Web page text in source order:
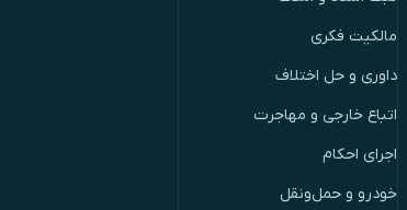
مالکیت فکری
داوری و حل اختلاف
اتباع خارجی و مهاجرت
اجرای احکام
خودرو و حمل‌ونقل